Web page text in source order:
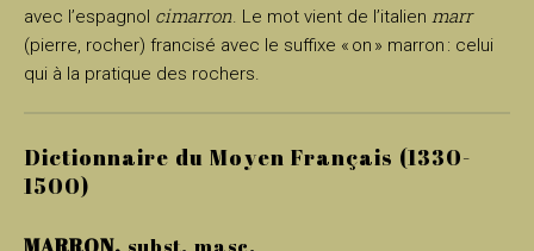
avec l’espagnol cimarron. Le mot vient de l’italien marr
(pierre, rocher) francisé avec le suffixe « on » marron : celui
qui à la pratique des rochers.
Dictionnaire du Moyen Français (1330-
1500)